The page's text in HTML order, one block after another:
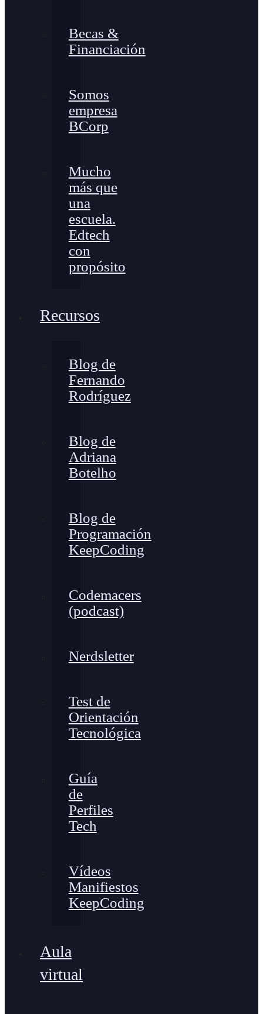
Becas &
Financiación
Somos
empresa
BCorp
Mucho
más que
una
escuela.
Edtech
con
propósito
Recursos
Blog de
Fernando
Rodríguez
Blog de
Adriana
Botelho
Blog de
Programación
KeepCoding
Codemacers
(podcast)
Nerdsletter
Test de
Orientación
Tecnológica
Guía
de
Perfiles
Tech
Vídeos
Manifiestos
KeepCoding
Aula
virtual